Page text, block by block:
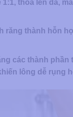
thoa lên da,
răng thành hỗn
các thành phần
lông dễ rụng